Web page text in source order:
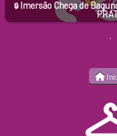
🔒Imersão Chega de
'